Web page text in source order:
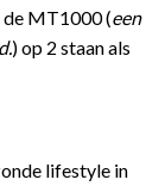
de MT1000 (een
) op 2 staan als
lifestyle in